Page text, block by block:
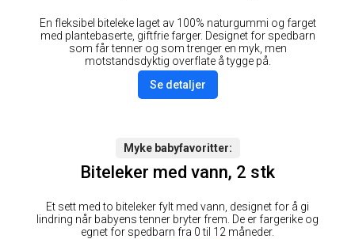
En fleksibel biteleke laget av 100% naturgummi og farget
med plantebaserte, giftfrie farger. Designet for spedbarn
som får tenner og som trenger en myk, men
motstandsdyktig overflate å tygge på.
Se detaljer
Myke babyfavoritter
Biteleker med vann, 2 stk
Et sett med to biteleker fylt med vann, designet for å gi
lindring når babyens tenner bryter frem. De er fargerike og
egnet for spedbarn fra 0 til 12 måneder.